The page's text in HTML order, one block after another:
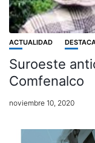
ACTUALIDAD
Suroeste
Comfenalco
noviembre 10, 2020